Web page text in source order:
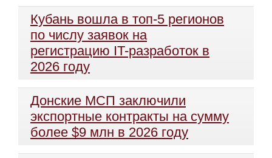
Кубань вошла в топ-5 регионов
по числу заявок на
регистрацию IT-разработок в
2026 году
Донские МСП заключили
экспортные контракты на сумму
более $9 млн в 2026 году